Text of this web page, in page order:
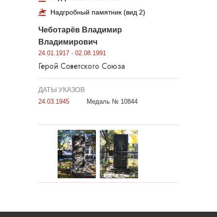
Надгробный памятник (вид 2)
Чеботарёв Владимир
Владимирович
24.01.1917 - 02.08.1991
Герой Советского Союза
ДАТЫ УКАЗОВ
24.03.1945 Медаль № 10844